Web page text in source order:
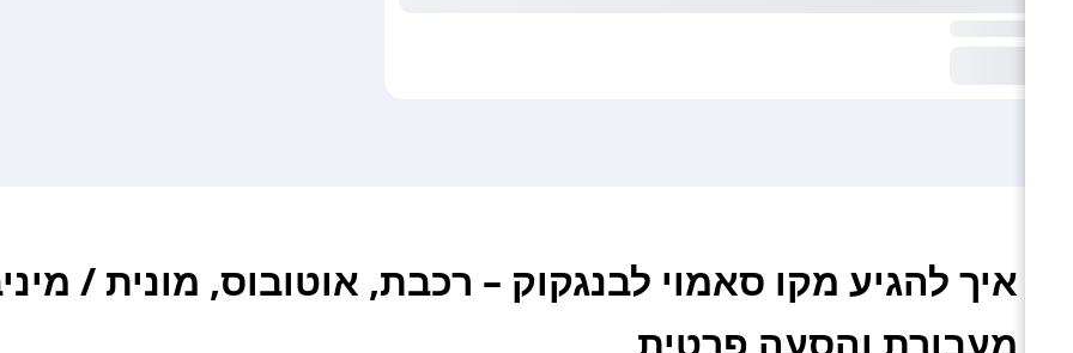
איך להגיע מקו סאמוי לבנגקוק – רכבת, אוטובוס, מונית /